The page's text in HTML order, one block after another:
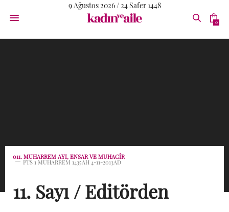
9 Ağustos 2026 / 24 Safer 1448
0
011. MUHARREM AYI, ENSAR VE MUHACIR
PTS 1 MUHARREM 1435AH 4-11-2013AD
11. Sayı / Editörden